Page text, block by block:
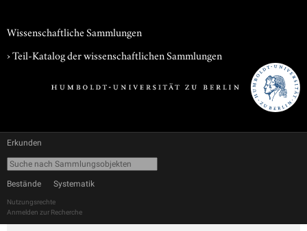
Wissenschaftliche Sammlungen
› Teil-Katalog der wissenschaftlichen Sammlungen
Erkunden
Bestände Systematik
Nutzungsrechte
Anmelden zur Recherche